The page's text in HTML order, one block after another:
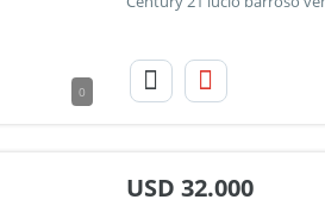
0
USD 32.000